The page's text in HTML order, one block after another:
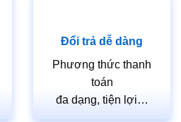
Đổi trả dễ dàng
Phương thức thanh
toán
đa dạng, tiện lợi…